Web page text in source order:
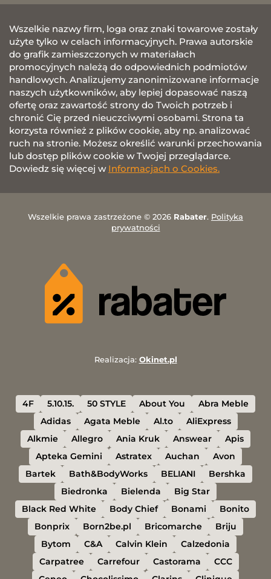
Wszelkie nazwy firm, loga oraz znaki towarowe zostały
użyte tylko w celach informacyjnych. Prawa autorskie
do grafik zamieszczonych w materiałach
promocyjnych należą do odpowiednich podmiotów
handlowych. Analizujemy zanonimizowane informacje
naszych użytkowników, aby lepiej dopasować naszą
ofertę oraz zawartość strony do Twoich potrzeb i
chronić Cię przed nieuczciwymi osobami. Strona ta
korzysta również z plików cookie, aby np. analizować
ruch na stronie. Możesz określić warunki przechowania
lub dostęp plików cookie w Twojej przeglądarce.
Dowiedz się więcej w Informacjach o Cookies.
Wszelkie prawa zastrzeżone © 2026 Rabater. Polityka
prywatności
Realizacja: Okinet.pl
4F 5.10.15. 50 STYLE About You
Abra Meble
Adidas
Agata Meble Al.to
AliExpress
Alkmie
Allegro Ania Kruk Answear
Apis
Apteka Gemini
Astratex Auchan
Avon
Bartek
Bath&BodyWorks BELIANI
Bershka
Biedronka
Bielenda
Big Star
Black Red White
Body Chief Bonami
Bonito
Bonprix
Born2be.pl Bricomarche
Briju
Bytom
C&A Calvin Klein
Calzedonia
Carpatree
Carrefour Castorama
CCC